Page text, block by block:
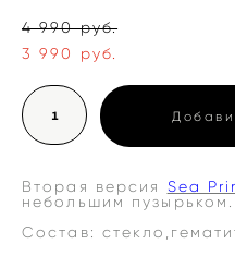
4 990 pуб.
3 990 pуб.
Вторая версия Sea
небольшим пузырьком.
Состав: